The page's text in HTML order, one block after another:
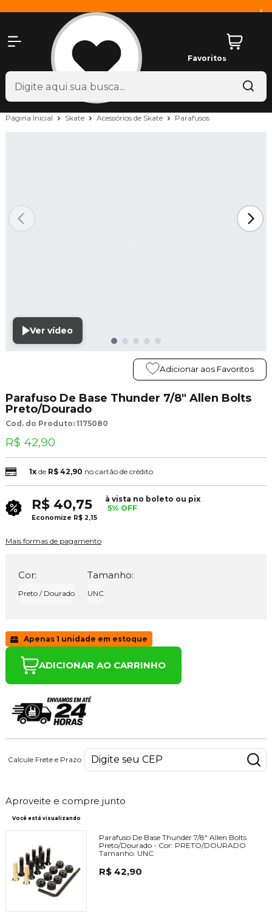
x
Favoritos
Página Inicial Skate Acessórios de Skate Parafusos
Ver vídeo
Adicionar aos Favoritos
Parafuso De Base Thunder 7/8" Allen Bolts
Preto/Dourado
Cod. do Produto: 1175080
R$ 42,90
1xde R$ 42,90 no cartão de crédito
R$ 40,75
à vista no boleto ou pix
5% OFF
Economize R$ 2,15
Mais formas de pagamento
Cor:
Preto / Dourado
Tamanho:
UNC
Apenas 1 unidade em estoque
ADICIONAR AO CARRINHO
Calcule Frete e Prazo
Aproveite e compre junto
Você está visualizando
Parafuso De Base Thunder 7/8" Allen Bolts
Preto/Dourado - Cor: PRETO/DOURADO
Tamanho: UNC
R$ 42,90